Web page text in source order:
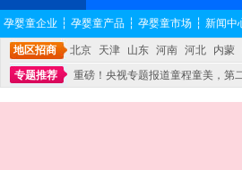
孕婴童企业 ┆ 孕婴童产品 ┆ 孕婴童市场 ┆ 新闻中
地区招商 北京 天津 山东 河南 河北 内蒙
专题推荐
重磅！央视专题报道童程童美，第